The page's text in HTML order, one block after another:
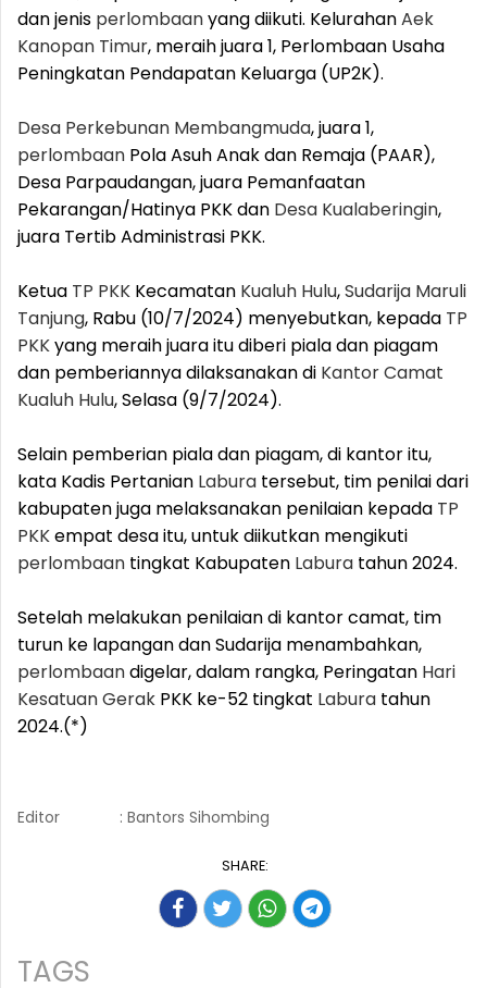
dan jenis perlombaanyang diikuti. KelurahanAek
Kanopan Timur, meraih juara 1, Perlombaan Usaha
Peningkatan Pendapatan Keluarga (UP2K).
Desa Perkebunan Membangmuda, juara 1,
perlombaan Pola Asuh Anak dan Remaja (PAAR),
Desa Parpaudangan, juara Pemanfaatan
Pekarangan/Hatinya PKK dan Desa Kualaberingin,
juara Tertib Administrasi PKK.
Ketua TP PKK Kecamatan Kualuh Hulu,Sudarija Maruli
Tanjung, Rabu (10/7/2024) menyebutkan, kepada TP
PKKyang meraih juara itu diberi piala dan piagam
dan pemberiannya dilaksanakan di Kantor Camat
Kualuh Hulu, Selasa (9/7/2024).
Selain pemberian piala dan piagam, di kantor itu,
kata Kadis Pertanian Labura tersebut, tim penilai dari
kabupaten juga melaksanakan penilaian kepada TP
PKKempat desa itu, untuk diikutkan mengikuti
perlombaan tingkat Kabupaten Labura tahun 2024.
Setelah melakukan penilaian di kantor camat, tim
turun ke lapangan dan Sudarija menambahkan,
perlombaandigelar, dalam rangka, Peringatan Hari
Kesatuan Gerak PKK ke-52 tingkat Labura tahun
2024.(*)
Editor : Bantors Sihombing
SHARE:
TAGS